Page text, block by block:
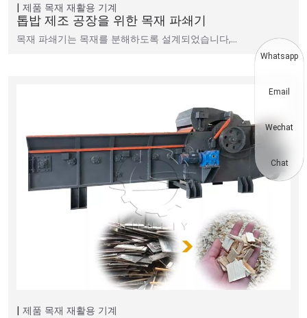
제품 목재 재활용 기계
톱밥 제조 공장을 위한 목재 파쇄기
목재 파쇄기는 목재를 분해하도록 설계되었습니다,…
제품 목재 재활용 기계
Whatsapp
Email
Wechat
Chat